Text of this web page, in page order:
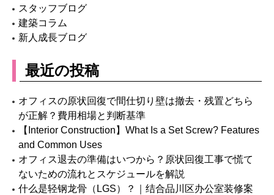
スタッフブログ
建築コラム
新人成長ブログ
最近の投稿
オフィスの原状回復で間仕切り壁は撤去・残置どちら
が正解？費用相場と判断基準
【Interior Construction】What Is a Set Screw? Features
and Common Uses
オフィス退去の準備はいつから？原状回復工事で慌て
ないための流れとスケジュールを解説
什么是轻钢龙骨（LGS）？｜结合品川区办公室装修案